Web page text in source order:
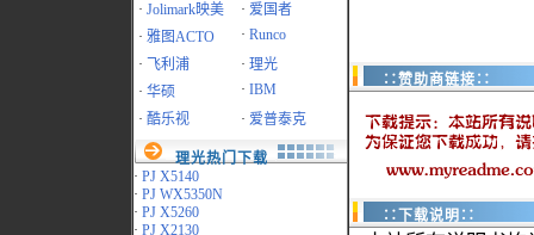
· Jolimark映美 · 爱国者
· 雅图ACTO · Runco
·
飞利浦 · 理光
· 华硕 · IBM
· 酷乐视 · 爱普泰克
理光热门下载
· PJ X5140
· PJ WX5350N
· PJ X5260
· PJ X2130
∷赞助商链接∷
∷下载说明∷